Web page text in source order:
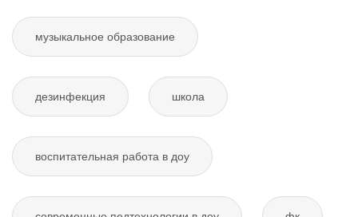
музыкальное образование
дезинфекция школа
воспитательная работа в доу